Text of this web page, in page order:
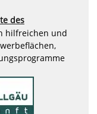
des
hilfreichen und